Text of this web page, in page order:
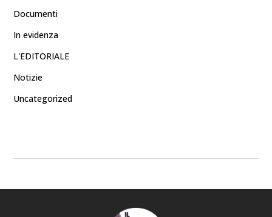
Documenti
In evidenza
L'EDITORIALE
Notizie
Uncategorized